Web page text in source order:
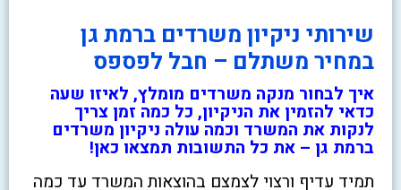
שירותי ניקיון משרדים ברמת גן
במחיר משתלם – חבל לפספס
איך לבחור מנקה משרדים מומלץ, לאיזו שעה
כדאי להזמין את הניקיון, כל כמה זמן צריך
לנקות את המשרד וכמה עולה ניקיון משרדים
ברמת גן – את כל התשובות תמצאו כאן!
תמיד עדיף ורצוי לצמצם בהוצאות המשרד עד כמה